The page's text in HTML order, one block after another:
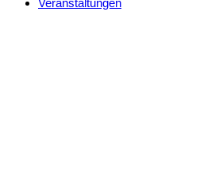
Veranstaltungen